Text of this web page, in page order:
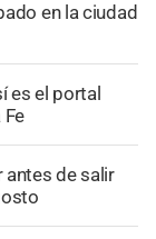
en la ciudad
es el portal
antes de salir